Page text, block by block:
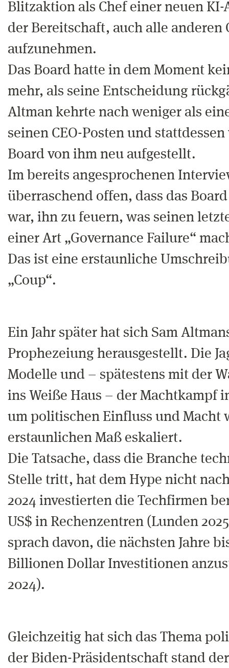
Blitzaktion als Chef einer neuen
der Bereitschaft, auch alle
aufzunehmen.
Das Board hatte in dem Moment
mehr, als seine Entscheidung
Altman kehrte nach weniger als
seinen CEO-Posten und
Board von ihm neu aufgestellt.
Im bereits angesprochenen
überraschend offen, dass das
war, ihn zu feuern, was seinen
einer Art „Governance Failure“
Das ist eine erstaunliche
„Coup“.
Ein Jahr später hat sich Sam
Prophezeiung herausgestellt. Die
Modelle und – spätestens mit der
ins Weiße Haus – der Machtkampf
um politischen Einfluss und Macht
erstaunlichen Maß eskaliert.
Die Tatsache, dass die Branche
Stelle tritt, hat dem Hype nicht
2024 investierten die Techfirmen
US$ in Rechenzentren (Lunden
sprach davon, die nächsten Jahre
Billionen Dollar Investitionen
2024).
Gleichzeitig hat sich das Thema
der Biden-Präsidentschaft stand